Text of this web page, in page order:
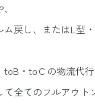
戻し、またはL型
・toＣの物流代
全てのフルアウ